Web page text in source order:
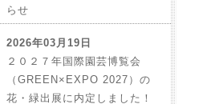
らせ
2026年03月19日
２０２７年国際園芸博覧会
（GREEN×EXPO 2027）の
花・緑出展に内定しました！